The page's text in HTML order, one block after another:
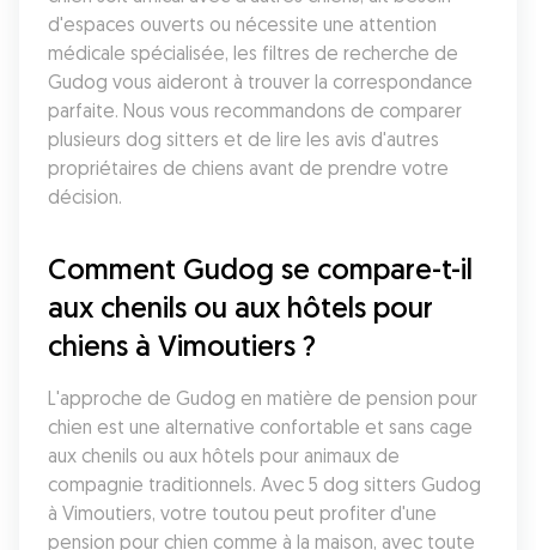
d'espaces ouverts ou nécessite une attention
médicale spécialisée, les filtres de recherche de
Gudog vous aideront à trouver la correspondance
parfaite. Nous vous recommandons de comparer
plusieurs dog sitters et de lire les avis d'autres
propriétaires de chiens avant de prendre votre
décision.
Comment Gudog se compare-t-il
aux chenils ou aux hôtels pour
chiens à Vimoutiers ?
L'approche de Gudog en matière de pension pour
chien est une alternative confortable et sans cage
aux chenils ou aux hôtels pour animaux de
compagnie traditionnels. Avec 5 dog sitters Gudog
à Vimoutiers, votre toutou peut profiter d'une
pension pour chien comme à la maison, avec toute